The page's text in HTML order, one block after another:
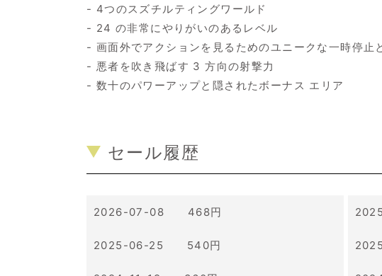
- 4つのスズチルティングワールド
- 24 の非常にやりがいのあるレベル
- 画面外でアクションを見るためのユニークな一時停止
- 悪者を吹き飛ばす 3 方向の射撃力
- 数十のパワーアップと隠されたボーナス エリア
セール履歴
2026-07-08 468円
2025-06-25 540円